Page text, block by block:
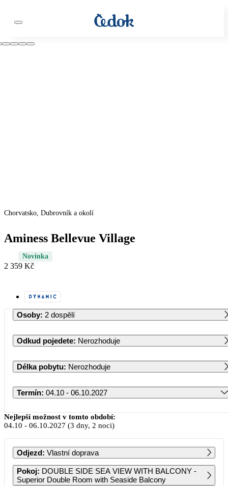
Chorvatsko, Dubrovník a okolí
Aminess Bellevue Village
Novinka
2 359 Kč
Osoby: 2 dospělí
Odkud pojedete: Nerozhoduje
Délka pobytu: Nerozhoduje
Termín: 04.10 - 06.10.2027
Říjen 2027
PO ÚT ST ČT PÁ SO NE
1
3 239
2
3 239
3
2 799
Nejlepší možnost v tomto období:
04.10 - 06.10.2027 (3 dny, 2 noci)
Odjezd: Vlastní doprava
Pokoj: DOUBLE SIDE SEA VIEW WITH BALCONY -
Superior Double Room with Seaside Balcony